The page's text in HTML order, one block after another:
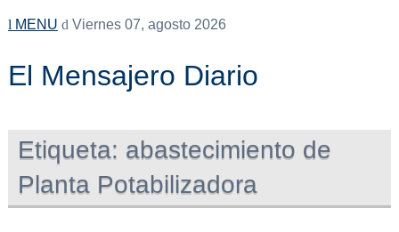
MENU Viernes 07, agosto 2026
El Mensajero Diario
Etiqueta: abastecimiento de
Planta Potabilizadora